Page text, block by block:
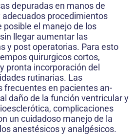
depuradas en manos de
procedimientos
posible el manejo de los
llegar aumentar las
y post operatorias. Para esto
quirurgicos cortos,
pronta incorporación del
rutinarias. Las
frecuentes en pacientes an­
daño de la función ven­tricular y
complicaciones
un cuidadoso manejo de la
anestésicos y analgésicos.